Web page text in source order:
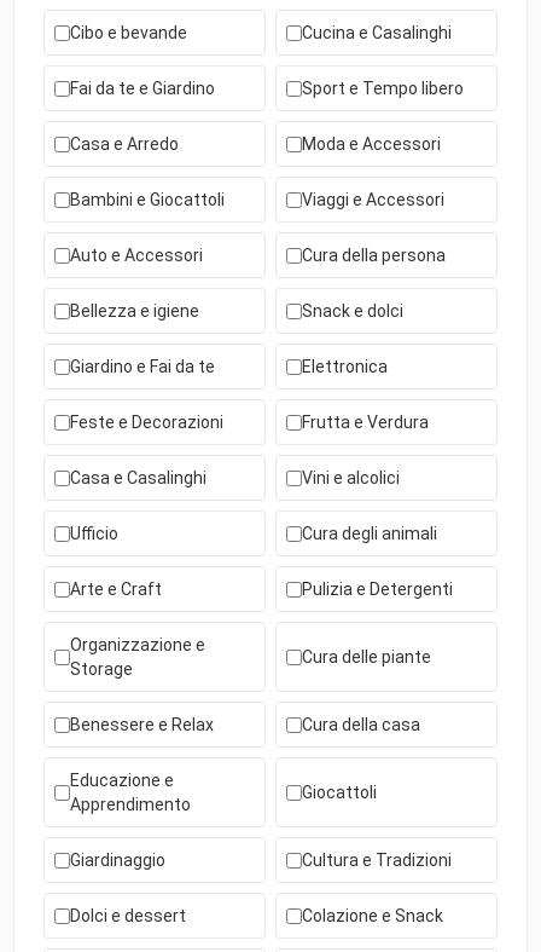
Cibo e bevande Cucina e Casalinghi
Fai da te e Giardino Sport e Tempo libero
Casa e Arredo Moda e Accessori
Bambini e Giocattoli Viaggi e Accessori
Auto e Accessori Cura della persona
Bellezza e igiene Snack e dolci
Giardino e Fai da te Elettronica
Feste e Decorazioni Frutta e Verdura
Casa e Casalinghi Vini e alcolici
Ufficio Cura degli animali
Arte e Craft Pulizia e Detergenti
Organizzazione e
Storage
Cura delle piante
Benessere e Relax Cura della casa
Educazione e
Apprendimento
Giocattoli
Giardinaggio Cultura e Tradizioni
Dolci e dessert Colazione e Snack